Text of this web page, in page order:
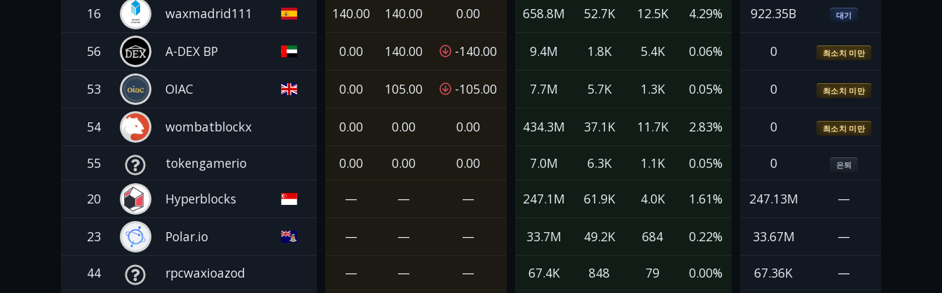
16 waxmadrid111 140.00 140.00 0.00 658.8M 52.7K 12.5K 4.29% 922.35B 대기
56 A-DEX BP 0.00 140.00 -140.00 9.4M 1.8K 5.4K 0.06% 0 최소치 미만
53 OIAC 0.00 105.00 -105.00 7.7M 5.7K 1.3K 0.05% 0 최소치 미만
54 wombatblockx 0.00 0.00 0.00 434.3M 37.1K 11.7K 2.83% 0 최소치 미만
55 tokengamerio 0.00 0.00 0.00 7.0M 6.3K 1.1K 0.05% 0 은퇴
20 Hyperblocks — — — 247.1M 61.9K 4.0K 1.61% 247.13M —
23 Polar.io — — — 33.7M 49.2K 684 0.22% 33.67M —
44 rpcwaxioazod — — — 67.4K 848 79 0.00% 67.36K —